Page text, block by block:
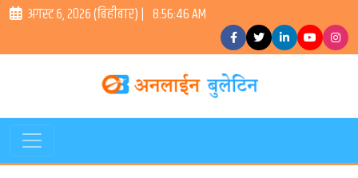
अगस्ट ६, २०२६ (बिहीबार) | 8:56:46 AM